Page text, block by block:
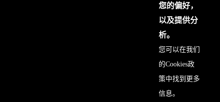
您的偏好，
以及提供分
析。
您可以在我们
的Cookies政
策中找到更多
信息。